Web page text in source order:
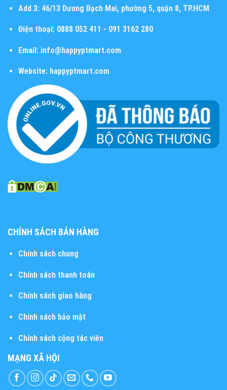
Add 3:46/13 Dương Bạch Mai, phường 5, quận 8, TP.HCM
Điện thoại:0888 052 411 - 091 3162 280
Email:info@happyptmart.com
Website: happyptmart.com
CHÍNH SÁCH BÁN HÀNG
Chính sách chung
Chính sách thanh toán
Chính sách giao hàng
Chính sách bảo mật
Chính sách cộng tác viên
MẠNG XÃ HỘI